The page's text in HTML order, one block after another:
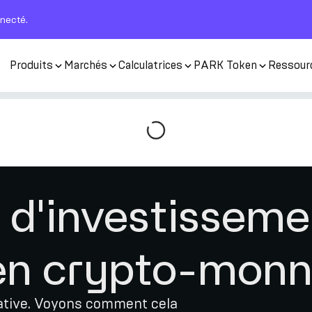
Produits Marchés Calculatrices PARK Token
crypto-
Voyons comment cela